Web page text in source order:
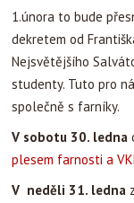
1.února to bude
dekretem od
Nejsvětějšího
studenty. Tuto pro
společně s farníky.
V sobotu 30. ledna
plesem farnosti a
V neděli 31. ledna